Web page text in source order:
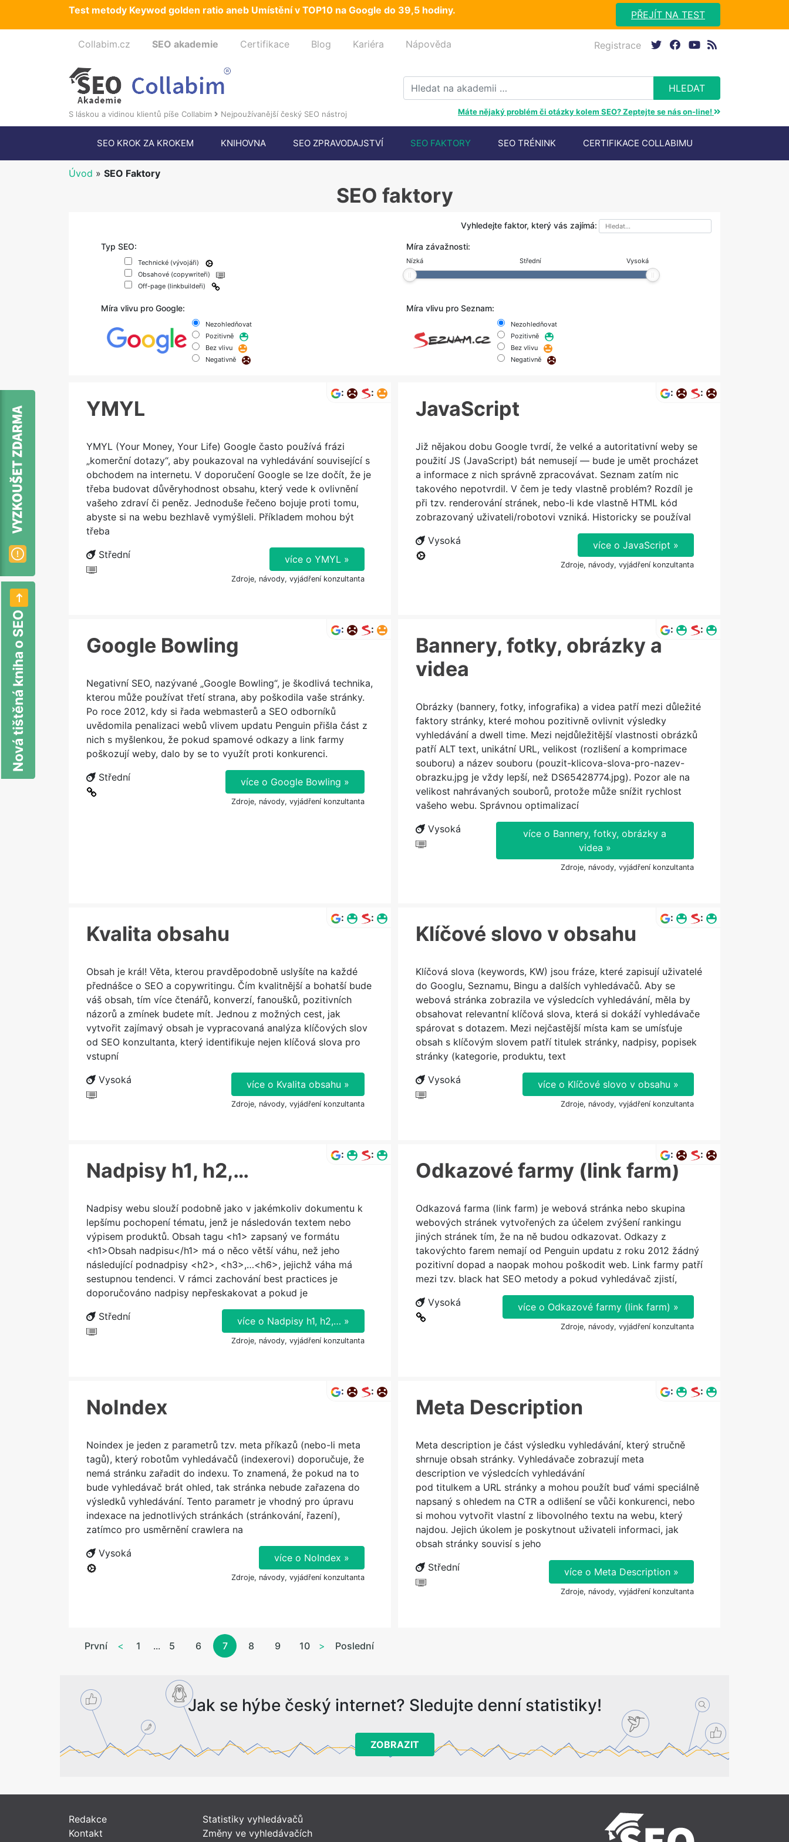
Test metody Keywod golden ratio aneb Umístění v TOP10 na Google do 39,5 hodiny. PŘEJÍT NA TEST
Nová tištěná kniha o SEO
Collabim.cz SEO akademie Certifikace Blog Kariéra Nápověda
Registrace
S láskou a vidinou klientů píše Collabim Nejpoužívanější český SEO nástroj Máte nějaký problém či otázky kolem SEO? Zeptejte se nás on-line!
SEO KROK ZA KROKEM KNIHOVNA SEO ZPRAVODAJSTVÍ SEO FAKTORY SEO TRÉNINK CERTIFIKACE COLLABIMU
Úvod » SEO Faktory
SEO faktory
Vyhledejte faktor, který vás zajímá:
Typ SEO:
Technické (vývojáři)
Obsahové (copywriteři)
Off-page (linkbuildeři)
Míra závažnosti:
Míra vlivu pro Google:
Nezohledňovat
Pozitivně
Bez vlivu
Negativně
Míra vlivu pro Seznam:
Nezohledňovat
Pozitivně
Bez vlivu
Negativně
YMYL
: :
YMYL (Your Money, Your Life) Google často používá frázi
„komerční dotazy“, aby poukazoval na vyhledávání související s
obchodem na internetu. V doporučení Google se lze dočít, že je
třeba budovat důvěryhodnost obsahu, který vede k ovlivnění
vašeho zdraví či peněz. Jednoduše řečeno bojuje proti tomu,
abyste si na webu bezhlavě vymýšleli. Příkladem mohou být
třeba
Střední
více o YMYL »
Zdroje, návody, vyjádření konzultanta
JavaScript
: :
Již nějakou dobu Google tvrdí, že velké a autoritativní weby se
použití JS (JavaScript) bát nemusejí — bude je umět procházet
a informace z nich správně zpracovávat. Seznam zatím nic
takového nepotvrdil. V čem je tedy vlastně problém? Rozdíl je
při tzv. renderování stránek, nebo-li kde vlastně HTML kód
zobrazovaný uživateli/robotovi vzniká. Historicky se používal
Vysoká
více o JavaScript »
Zdroje, návody, vyjádření konzultanta
Google Bowling
: :
Negativní SEO, nazývané „Google Bowling“, je škodlivá technika,
kterou může používat třetí strana, aby poškodila vaše stránky.
Po roce 2012, kdy si řada webmasterů a SEO odborníků
uvědomila penalizaci webů vlivem updatu Penguin přišla část z
nich s myšlenkou, že pokud spamové odkazy a link farmy
poškozují weby, dalo by se to využít proti konkurenci.
Střední
více o Google Bowling »
Zdroje, návody, vyjádření konzultanta
Bannery, fotky, obrázky a
videa
: :
Obrázky (bannery, fotky, infografika) a videa patří mezi důležité
faktory stránky, které mohou pozitivně ovlivnit výsledky
vyhledávání a dwell time. Mezi nejdůležitější vlastnosti obrázků
patří ALT text, unikátní URL, velikost (rozlišení a komprimace
souboru) a název souboru (pouzit-klicova-slova-pro-nazev-
obrazku.jpg je vždy lepší, než DS65428774.jpg). Pozor ale na
velikost nahrávaných souborů, protože může snížit rychlost
vašeho webu. Správnou optimalizací
Vysoká
více o Bannery, fotky, obrázky a
videa »
Zdroje, návody, vyjádření konzultanta
Kvalita obsahu
: :
Obsah je král! Věta, kterou pravděpodobně uslyšíte na každé
přednášce o SEO a copywritingu. Čím kvalitnější a bohatší bude
váš obsah, tím více čtenářů, konverzí, fanoušků, pozitivních
názorů a zmínek budete mít. Jednou z možných cest, jak
vytvořit zajímavý obsah je vypracovaná analýza klíčových slov
od SEO konzultanta, který identifikuje nejen klíčová slova pro
vstupní
Vysoká
více o Kvalita obsahu »
Zdroje, návody, vyjádření konzultanta
Klíčové slovo v obsahu
: :
Klíčová slova (keywords, KW) jsou fráze, které zapisují uživatelé
do Googlu, Seznamu, Bingu a dalších vyhledávačů. Aby se
webová stránka zobrazila ve výsledcích vyhledávání, měla by
obsahovat relevantní klíčová slova, která si dokáží vyhledávače
spárovat s dotazem. Mezi nejčastější místa kam se umísťuje
obsah s klíčovým slovem patří titulek stránky, nadpisy, popisek
stránky (kategorie, produktu, text
Vysoká
více o Klíčové slovo v obsahu »
Zdroje, návody, vyjádření konzultanta
Nadpisy h1, h2,…
: :
Nadpisy webu slouží podobně jako v jakémkoliv dokumentu k
lepšímu pochopení tématu, jenž je následován textem nebo
výpisem produktů. Obsah tagu <h1> zapsaný ve formátu
<h1>Obsah nadpisu</h1> má o něco větší váhu, než jeho
následující podnadpisy <h2>, <h3>,…<h6>, jejichž váha má
sestupnou tendenci. V rámci zachování best practices je
doporučováno nadpisy nepřeskakovat a pokud je
Střední
více o Nadpisy h1, h2,… »
Zdroje, návody, vyjádření konzultanta
Odkazové farmy (link farm)
: :
Odkazová farma (link farm) je webová stránka nebo skupina
webových stránek vytvořených za účelem zvýšení rankingu
jiných stránek tím, že na ně budou odkazovat. Odkazy z
takovýchto farem nemají od Penguin updatu z roku 2012 žádný
pozitivní dopad a naopak mohou poškodit web. Link farmy patří
mezi tzv. black hat SEO metody a pokud vyhledávač zjistí,
Vysoká
více o Odkazové farmy (link farm) »
Zdroje, návody, vyjádření konzultanta
NoIndex
: :
Noindex je jeden z parametrů tzv. meta příkazů (nebo-li meta
tagů), který robotům vyhledávačů (indexerovi) doporučuje, že
nemá stránku zařadit do indexu. To znamená, že pokud na to
bude vyhledávač brát ohled, tak stránka nebude zařazena do
výsledků vyhledávání. Tento parametr je vhodný pro úpravu
indexace na jednotlivých stránkách (stránkování, řazení),
zatímco pro usměrnění crawlera na
Vysoká
více o NoIndex »
Zdroje, návody, vyjádření konzultanta
Meta Description
: :
Meta description je část výsledku vyhledávání, který stručně
shrnuje obsah stránky. Vyhledávače zobrazují meta
description ve výsledcích vyhledávání
pod titulkem a URL stránky a mohou použít buď vámi speciálně
napsaný s ohledem na CTR a odlišení se vůči konkurenci, nebo
si mohou vytvořit vlastní z libovolného textu na webu, který
najdou. Jejich úkolem je poskytnout uživateli informaci, jak
obsah stránky souvisí s jeho
Střední
více o Meta Description »
Zdroje, návody, vyjádření konzultanta
První < 1 ... 5 6 7 8 9 10 > Poslední
Jak se hýbe český internet? Sledujte denní statistiky!
ZOBRAZIT
Redakce
Kontakt
Statistiky vyhledávačů
Změny ve vyhledávačích